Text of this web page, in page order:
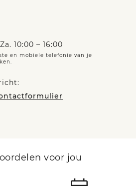
10:00 – 16:00
en mobiele telefonie van je
voor jou